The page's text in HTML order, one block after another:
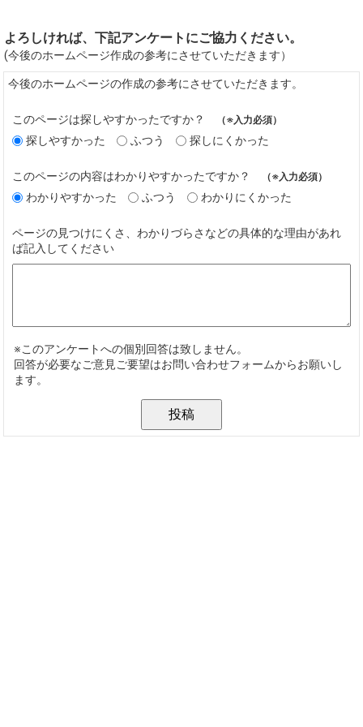
よろしければ、下記アンケートにご協力ください。
(今後のホームページ作成の参考にさせていただきます）
今後のホームページの作成の参考にさせていただきます。
このページは探しやすかったですか？ （※入力必須）
探しやすかった ふつう 探しにくかった
このページの内容はわかりやすかったですか？ （※入力必須）
わかりやすかった ふつう わかりにくかった
ページの見つけにくさ、わかりづらさなどの具体的な理由があれ
ば記入してください
※このアンケートへの個別回答は致しません。
回答が必要なご意見ご要望はお問い合わせフォームからお願いし
ます。